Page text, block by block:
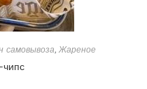
самовывоза, Жареное